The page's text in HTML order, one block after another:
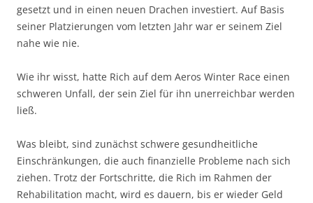
gesetzt und in einen neuen Drachen investiert. Auf Basis
seiner Platzierungen vom letzten Jahr war er seinem Ziel
nahe wie nie.
Wie ihr wisst, hatte Rich auf dem Aeros Winter Race einen
schweren Unfall, der sein Ziel für ihn unerreichbar werden
ließ.
Was bleibt, sind zunächst schwere gesundheitliche
Einschränkungen, die auch finanzielle Probleme nach sich
ziehen. Trotz der Fortschritte, die Rich im Rahmen der
Rehabilitation macht, wird es dauern, bis er wieder Geld